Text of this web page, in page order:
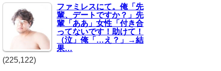
ファミレスにて。俺「先
輩、デートですか？」先
輩「ああ」女性「付き合
ってないです！助けて！
（泣」俺「…え？」→結
果…
(225,122)